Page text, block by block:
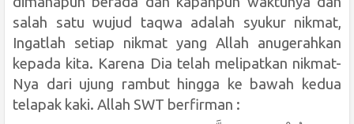
salah satu wujud taqwa adalah syukur nikmat,
Ingatlah setiap nikmat yang Allah anugerahkan
kepada kita. Karena Dia telah melipatkan nikmat-
Nya dari ujung rambut hingga ke bawah kedua
telapak kaki. Allah SWT berfirman :